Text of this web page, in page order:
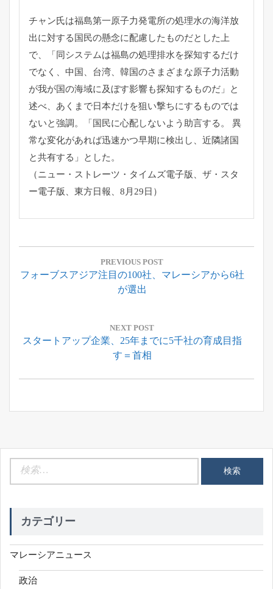
チャン氏は福島第一原子力発電所の処理水の海洋放
出に対する国民の懸念に配慮したものだとした上
で、「同システムは福島の処理排水を探知するだけ
でなく、中国、台湾、韓国のさまざまな原子力活動
が我が国の海域に及ぼす影響も探知するものだ」と
述べ、あくまで日本だけを狙い撃ちにするものでは
ないと強調。「国民に心配しないよう助言する。 異
常な変化があれば迅速かつ早期に検出し、近隣諸国
と共有する」とした。
（ニュー・ストレーツ・タイムズ電子版、ザ・スタ
ー電子版、東方日報、8月29日）
投
ナ
シ
ン
PREVIOUS POST
Previous
フォーブスアジア注目の100社、マレーシアから6社
が選出
NEXT POST
Next
スタートアップ企業、25年までに5千社の育成目指
す＝首相
カテゴリー
マレーシアニュース
政治